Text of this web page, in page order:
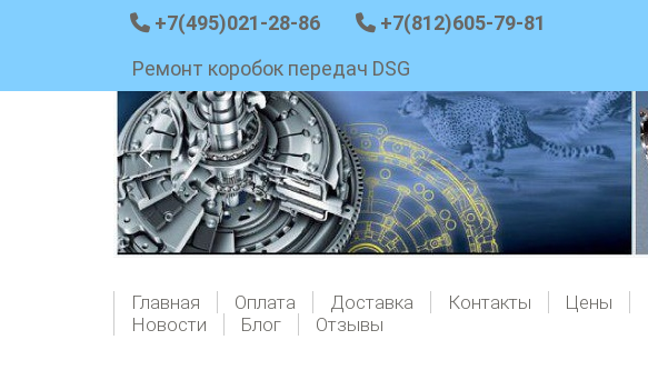
+7(495)021-28-86
+7(812)605-79-81
Ремонт коробок передач DSG
Главная Оплата Доставка Контакты Цены
Новости
Блог Отзывы